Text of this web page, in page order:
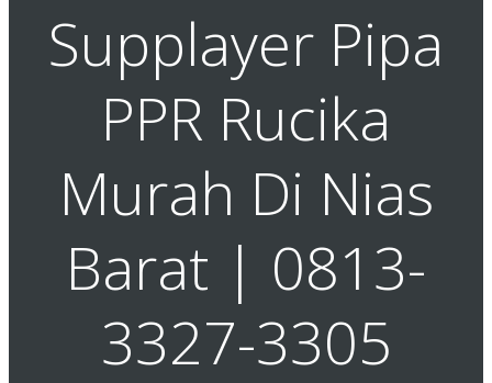
Supplayer Pipa
PPR Rucika
Murah Di Nias
Barat | 0813-
3327-3305